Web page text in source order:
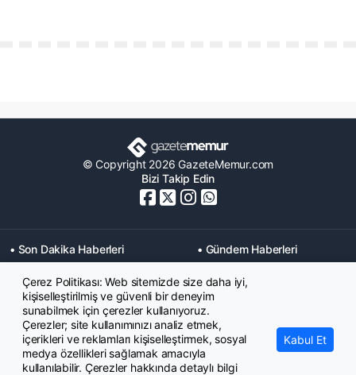
© Copyright 2026 GazeteMemur.com
Bizi Takip Edin
• Son Dakika Haberleri
• Gündem Haberleri
• Memurlar Haberleri
• KPSS Haberleri
• Ekonomi Haberleri
• Eğitim Haberleri
• Yaşam Haberleri
• Maaş Verileri Haberleri
• Mahkeme Kararları
Haberleri
Çerez Politikası: Web sitemizde size daha iyi,
kişiselleştirilmiş ve güvenli bir deneyim
sunabilmek için çerezler kullanıyoruz.
Çerezler; site kullanımınızı analiz etmek,
içerikleri ve reklamları kişiselleştirmek, sosyal
medya özellikleri sağlamak amacıyla
kullanılabilir. Çerezler hakkında detaylı bilgi
Kabul Et